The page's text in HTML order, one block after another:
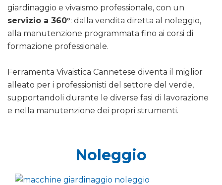
giardinaggio e vivaismo professionale, con un
servizio a 360°: dalla vendita diretta al noleggio,
alla manutenzione programmata fino ai corsi di
formazione professionale.
Ferramenta Vivaistica Cannetese diventa il miglior
alleato per i professionisti del settore del verde,
supportandoli durante le diverse fasi di lavorazione
e nella manutenzione dei propri strumenti.
Noleggio